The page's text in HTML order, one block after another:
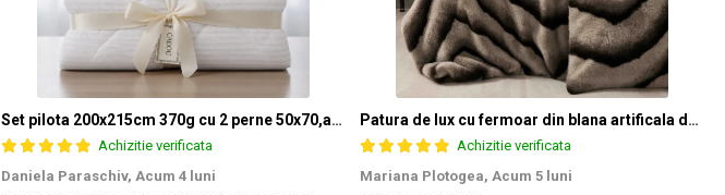
Set pilota 200x215cm 370g cu 2 perne 50x70,alb- PLT37
Achizitie verificata
Daniela Paraschiv, Acum 4 luni
Patura de lux cu fermoar din blana artificala de nurca 200x230cm+2 fete de perna 50x50cm,maro cu negru-F054
Achizitie verificata
Mariana Plotogea, Acum 5 luni